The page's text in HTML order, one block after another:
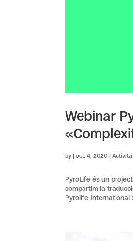
Webinar
by |oct. 4, 2020 |
PyroLife és un
compartim la
Pyrolife International